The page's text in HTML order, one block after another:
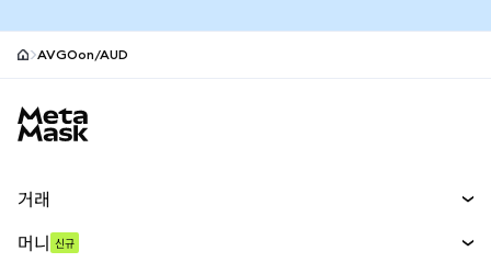
AVGOon/AUD
거래
머니 신규